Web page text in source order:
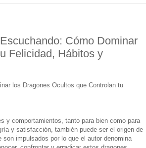
Cómo Dominar
Felicidad, Hábitos y
los Dragones Ocultos que Controlan tu
y comportamientos, tanto para bien como para
y satisfacción, también puede ser el origen de
impulsados por lo que el autor denomina